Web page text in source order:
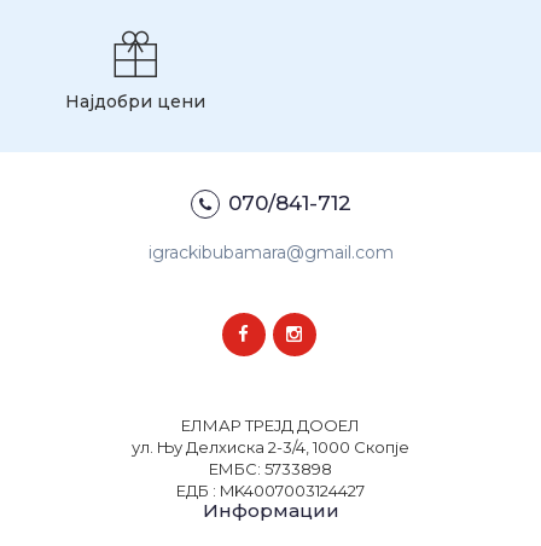
Најдобри цени
070/841-712
igrackibubamara@gmail.com
ЕЛМАР ТРЕЈД ДООЕЛ
ул. Њу Делхиска 2-3/4, 1000 Скопје
ЕМБС: 5733898
ЕДБ : MK4007003124427
Информации